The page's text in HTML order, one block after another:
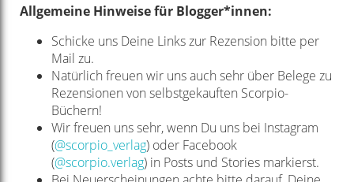
Allgemeine Hinweise für Blogger*innen:
Schicke uns Deine Links zur Rezension bitte per
Mail zu.
Natürlich freuen wir uns auch sehr über Belege zu
Rezensionen von selbstgekauften Scorpio-
Büchern!
Wir freuen uns sehr, wenn Du uns bei Instagram
(@scorpio_verlag) oder Facebook
(@scorpio.verlag) in Posts und Stories markierst.